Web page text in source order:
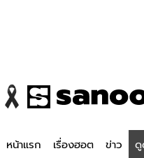
หน้าแรก เรื่องฮอต ข่าว